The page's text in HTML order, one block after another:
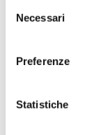
delNecessari
Preferenze
Statistiche
Il Castelfidardo ha
Origin...leggi
FC OSIMO.